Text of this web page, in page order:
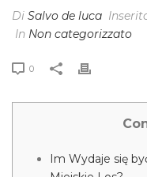
Di Salvo de luca
In Non categorizzato
0
Im Wydaje się